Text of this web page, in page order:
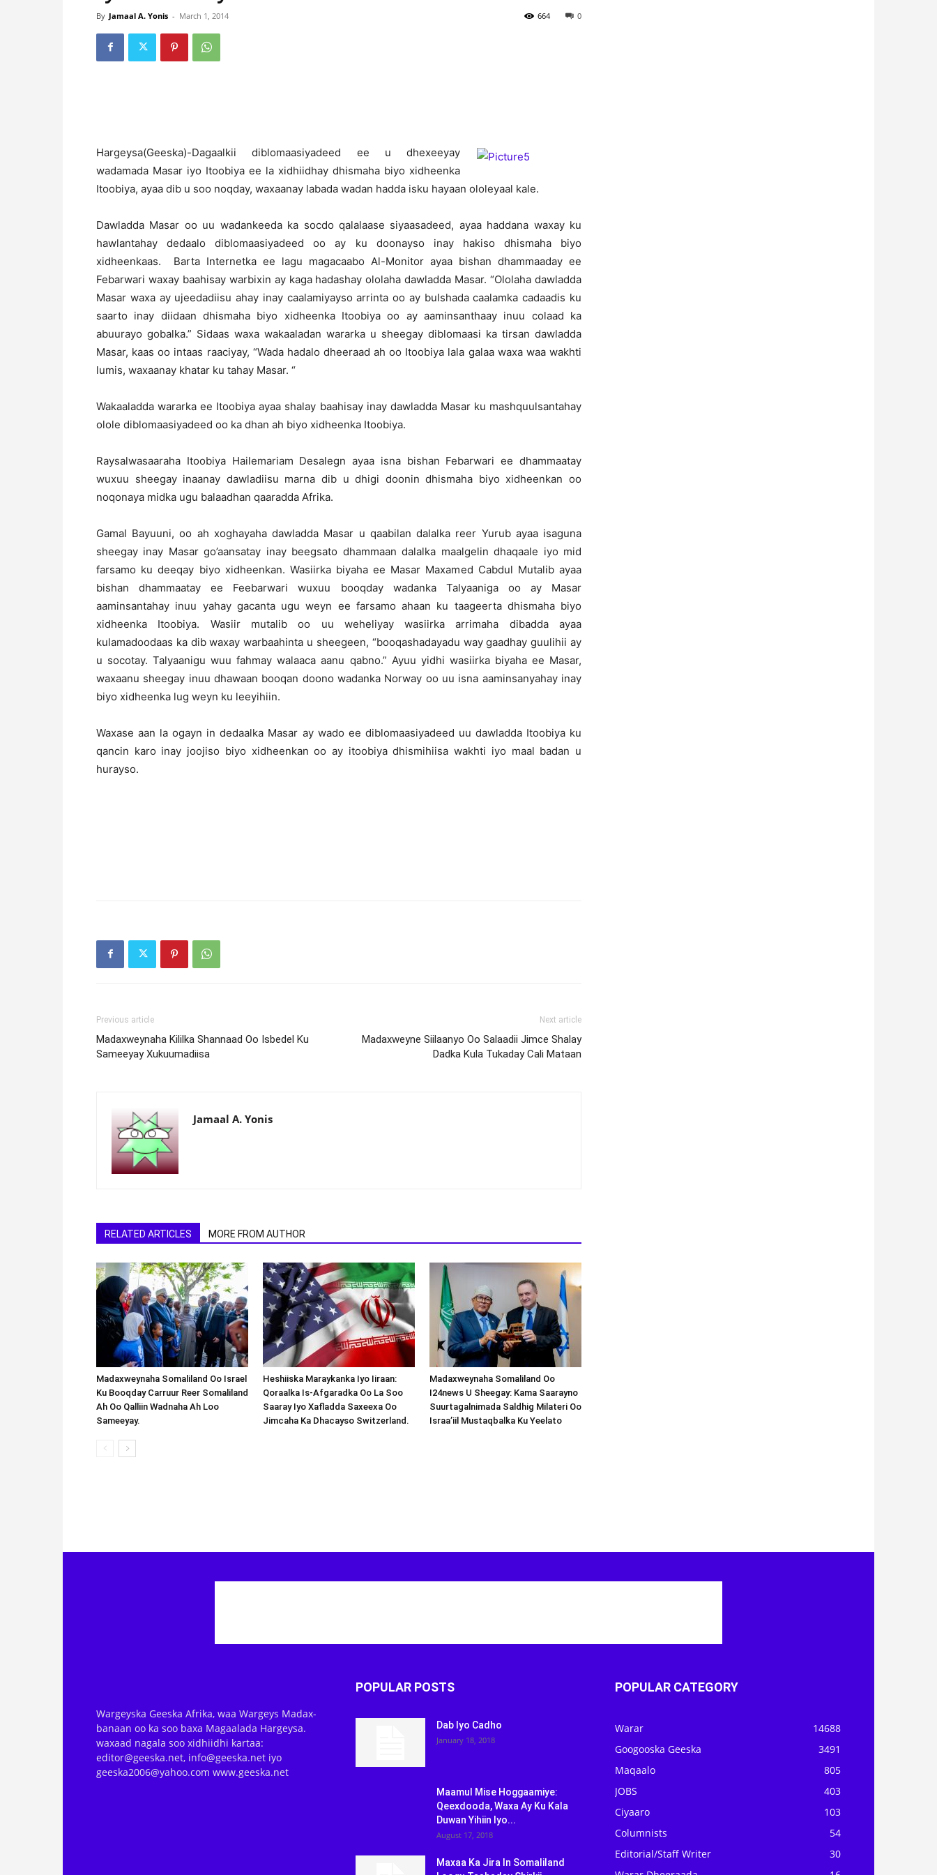
By Jamaal A. Yonis - March 1, 2014 0
664
Hargeysa(Geeska)-Dagaalkii diblomaasiyadeed ee u dhexeeyay
wadamada Masar iyo Itoobiya ee la xidhiidhay dhismaha biyo xidheenka
Itoobiya, ayaa dib u soo noqday, waxaanay labada wadan hadda isku hayaan ololeyaal kale.
Dawladda Masar oo uu wadankeeda ka socdo qalalaase siyaasadeed, ayaa haddana waxay ku
hawlantahay dedaalo diblomaasiyadeed oo ay ku doonayso inay hakiso dhismaha biyo
xidheenkaas. Barta Internetka ee lagu magacaabo Al-Monitor ayaa bishan dhammaaday ee
Febarwari waxay baahisay warbixin ay kaga hadashay ololaha dawladda Masar. “Ololaha dawladda
Masar waxa ay ujeedadiisu ahay inay caalamiyayso arrinta oo ay bulshada caalamka cadaadis ku
saarto inay diidaan dhismaha biyo xidheenka Itoobiya oo ay aaminsanthaay inuu colaad ka
abuurayo gobalka.” Sidaas waxa wakaaladan wararka u sheegay diblomaasi ka tirsan dawladda
Masar, kaas oo intaas raaciyay, “Wada hadalo dheeraad ah oo Itoobiya lala galaa waxa waa wakhti
lumis, waxaanay khatar ku tahay Masar. “
Wakaaladda wararka ee Itoobiya ayaa shalay baahisay inay dawladda Masar ku mashquulsantahay
olole diblomaasiyadeed oo ka dhan ah biyo xidheenka Itoobiya.
Raysalwasaaraha Itoobiya Hailemariam Desalegn ayaa isna bishan Febarwari ee dhammaatay
wuxuu sheegay inaanay dawladiisu marna dib u dhigi doonin dhismaha biyo xidheenkan oo
noqonaya midka ugu balaadhan qaaradda Afrika.
Gamal Bayuuni, oo ah xoghayaha dawladda Masar u qaabilan dalalka reer Yurub ayaa isaguna
sheegay inay Masar go’aansatay inay beegsato dhammaan dalalka maalgelin dhaqaale iyo mid
farsamo ku deeqay biyo xidheenkan. Wasiirka biyaha ee Masar Maxamed Cabdul Mutalib ayaa
bishan dhammaatay ee Feebarwari wuxuu booqday wadanka Talyaaniga oo ay Masar
aaminsantahay inuu yahay gacanta ugu weyn ee farsamo ahaan ku taageerta dhismaha biyo
xidheenka Itoobiya. Wasiir mutalib oo uu weheliyay wasiirka arrimaha dibadda ayaa
kulamadoodaas ka dib waxay warbaahinta u sheegeen, “booqashadayadu way gaadhay guulihii ay
u socotay. Talyaanigu wuu fahmay walaaca aanu qabno.” Ayuu yidhi wasiirka biyaha ee Masar,
waxaanu sheegay inuu dhawaan booqan doono wadanka Norway oo uu isna aaminsanyahay inay
biyo xidheenka lug weyn ku leeyihiin.
Waxase aan la ogayn in dedaalka Masar ay wado ee diblomaasiyadeed uu dawladda Itoobiya ku
qancin karo inay joojiso biyo xidheenkan oo ay itoobiya dhismihiisa wakhti iyo maal badan u
hurayso.
Previous article
Madaxweynaha Kililka Shannaad Oo Isbedel Ku
Sameeyay Xukuumadiisa
Next article
Madaxweyne Siilaanyo Oo Salaadii Jimce Shalay
Dadka Kula Tukaday Cali Mataan
Jamaal A. Yonis
RELATED ARTICLES MORE FROM AUTHOR
Madaxweynaha Somaliland Oo Israel
Ku Booqday Carruur Reer Somaliland
Ah Oo Qalliin Wadnaha Ah Loo
Sameeyay.
Heshiiska Maraykanka Iyo Iiraan:
Qoraalka Is-Afgaradka Oo La Soo
Saaray Iyo Xafladda Saxeexa Oo
Jimcaha Ka Dhacayso Switzerland.
Madaxweynaha Somaliland Oo
I24news U Sheegay: Kama Saarayno
Suurtagalnimada Saldhig Milateri Oo
Israa’iil Mustaqbalka Ku Yeelato
Wargeyska Geeska Afrika, waa Wargeys Madax-
banaan oo ka soo baxa Magaalada Hargeysa.
waxaad nagala soo xidhiidhi kartaa:
editor@geeska.net, info@geeska.net iyo
geeska2006@yahoo.com www.geeska.net
POPULAR POSTS
Dab Iyo Cadho
January 18, 2018
Maamul Mise Hoggaamiye:
Qeexdooda, Waxa Ay Ku Kala
Duwan Yihiin Iyo...
August 17, 2018
Maxaa Ka Jira In Somaliland
POPULAR CATEGORY
Warar
14688
Googooska Geeska
3491
Maqaalo
805
JOBS
403
Ciyaaro
103
Columnists
54
Editorial/Staff Writer
30